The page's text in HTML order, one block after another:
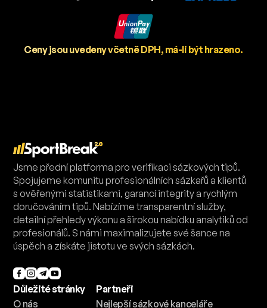
Ceny jsou uvedeny včetně DPH, má-li být hrazeno.
Jsme přední platforma pro verifikaci sázkových tipů.
Spojujeme komunitu profesionálních sázkařů a klientů
s ověřenými statistikami, garancí integrity a rychlým
doručováním tipů. Nabízíme transparentní služby,
detailní přehledy výkonu a širokou nabídku analytiků od
profesionálů. S námi maximalizujete své šance na
úspěch a získáte jistotu ve svých sázkách.
Důležité stránky
O nás
Partneři
Nejlepší sázkové kanceláře